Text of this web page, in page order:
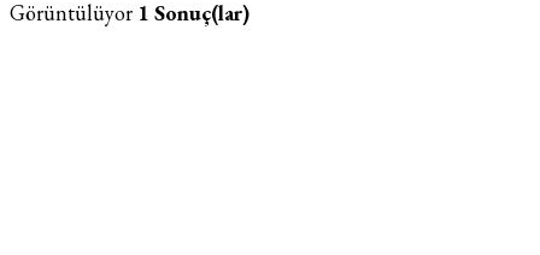
Görüntülüyor 1 Sonuç(lar)